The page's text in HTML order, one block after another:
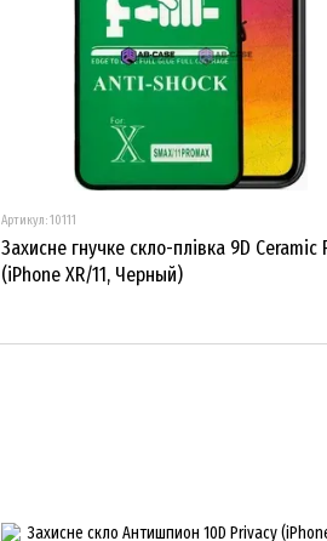
Артикул: 10111
Захисне гнучке скло-плівка 9D Ceramic
(iPhone XR/11, Черный)